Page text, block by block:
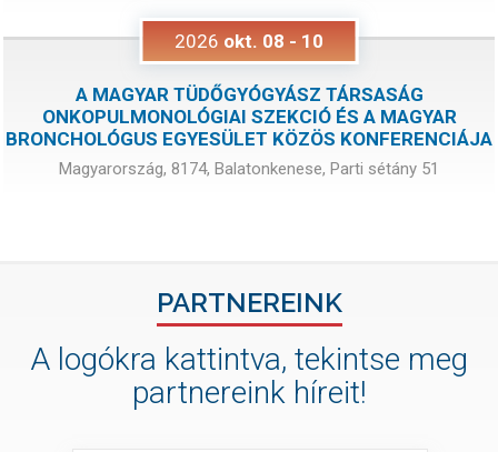
2026 okt. 08 - 10
A MAGYAR TÜDŐGYÓGYÁSZ TÁRSASÁG
ONKOPULMONOLÓGIAI SZEKCIÓ ÉS A MAGYAR
BRONCHOLÓGUS EGYESÜLET KÖZÖS KONFERENCIÁJA
Magyarország, 8174, Balatonkenese, Parti sétány 51
PARTNEREINK
A logókra kattintva, tekintse meg
partnereink híreit!